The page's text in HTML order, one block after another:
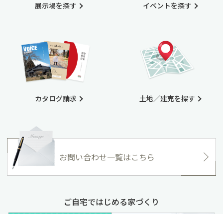
展示場を探す
カタログ請求
イベントを探す
土地／建売を探す
お問い合わせ一覧はこちら
ご自宅ではじめる家づくり